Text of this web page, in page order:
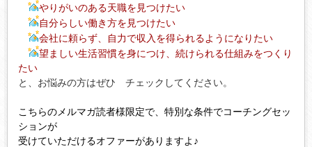
やりがいのある天職を見つけたい
自分らしい働き方を見つけたい
会社に頼らず、自力で収入を得られるようになりたい
望ましい生活習慣を身につけ、続けられる仕組みをつくり
たい
と、お悩みの方はぜひ チェックしてください。
こちらのメルマガ読者様限定で、特別な条件でコーチングセッ
ションが
受けていただけるオファーがありますよ♪